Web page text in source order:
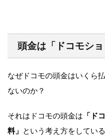
頭金は「ドコモショ
なぜドコモの頭金はいくら
ないのか？
それはドコモの頭金は 「ド
料」 という考え方をしている